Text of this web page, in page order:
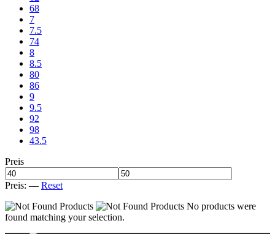
68
7
7.5
74
8
8.5
80
86
9
9.5
92
98
43.5
Preis
Preis: — Reset
No products were
found matching your selection.